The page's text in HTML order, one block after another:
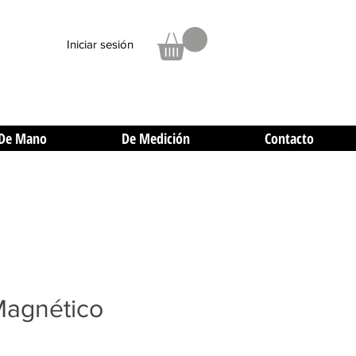
Iniciar sesión
Mano De Medición Contacto